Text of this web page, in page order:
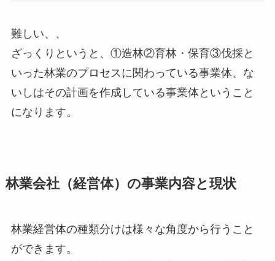
難しい、、
ざっくりというと、 ①造林②育林・保育③伐採と
いった林業のプロセスに関わっている事業体、な
いしはその計画を作成している事業体ということ
になります。
林業会社（経営体）の事業内容と現状
林業経営体の種類分けは様々な角度から行うこと
ができます。